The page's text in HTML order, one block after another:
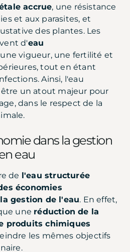
accrue, une résistance
et aux parasites, et
des plantes. Les
d'eau
vigueur, une fertilité et
tout en étant
Ainsi, l'eau
un atout majeur pour
dans le respect de la
dans la gestion
eau
de l'eau structurée
économies
gestion de l'eau. En effet,
une réduction de la
produits chimiques
les mêmes objectifs